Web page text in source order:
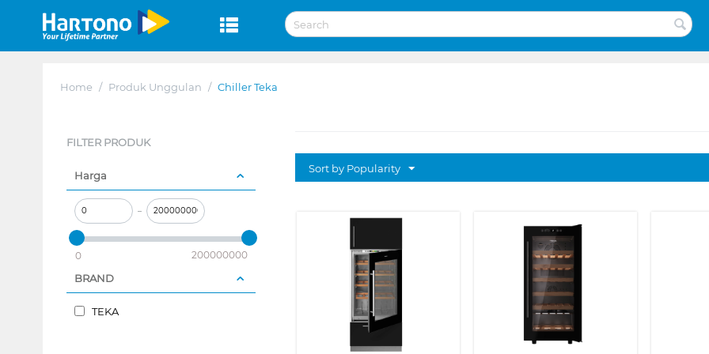
Home / Produk Unggulan / Chiller Teka
FILTER PRODUK
Harga
–
0 200000000
BRAND
TEKA
Sort by Popularity